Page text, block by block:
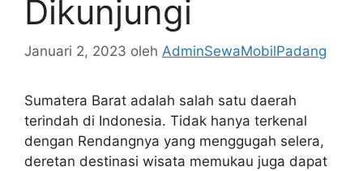
Dikunjungi
Januari 2, 2023 oleh AdminSewaMobilPadang
Sumatera Barat adalah salah satu daerah
terindah di Indonesia. Tidak hanya terkenal
dengan Rendangnya yang menggugah selera,
deretan destinasi wisata memukau juga dapat